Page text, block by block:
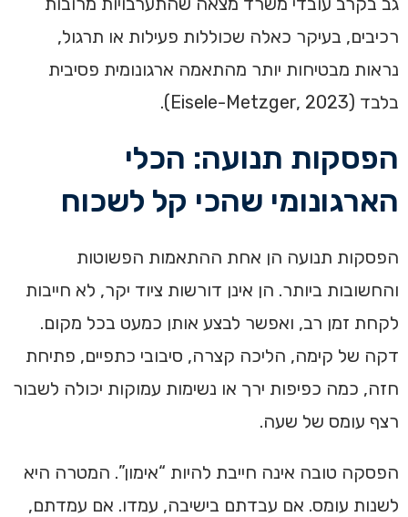
רכיבים, בעיקר כאלה שכוללות פעילות או תרגול,
נראות מבטיחות יותר מהתאמה ארגונומית פסיבית
בלבד (Eisele-Metzger, 2023).
הפסקות תנועה: הכלי
הארגונומי שהכי קל לשכוח
הפסקות תנועה הן אחת ההתאמות הפשוטות
והחשובות ביותר. הן אינן דורשות ציוד יקר, לא חייבות
לקחת זמן רב, ואפשר לבצע אותן כמעט בכל מקום.
דקה של קימה, הליכה קצרה, סיבובי כתפיים, פתיחת
חזה, כמה כפיפות ירך או נשימות עמוקות יכולה לשבור
רצף עומס של שעה.
הפסקה טובה אינה חייבת להיות “אימון”. המטרה היא
לשנות עומס. אם עבדתם בישיבה, עמדו. אם עמדתם,